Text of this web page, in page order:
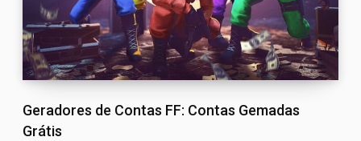
Geradores de Contas FF: Contas Gemadas
Grátis